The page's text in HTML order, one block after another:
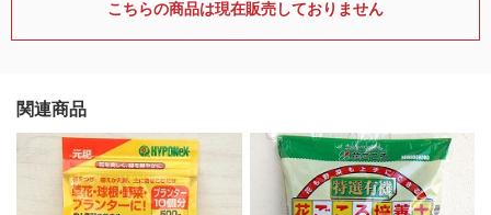
こちらの商品は現在販売しておりません
関連商品